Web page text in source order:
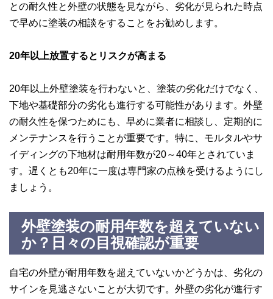
との耐久性と外壁の状態を見ながら、劣化が見られた時点
で早めに塗装の相談をすることをお勧めします。
20年以上放置するとリスクが高まる
20年以上外壁塗装を行わないと、塗装の劣化だけでなく、
下地や基礎部分の劣化も進行する可能性があります。外壁
の耐久性を保つためにも、早めに業者に相談し、定期的に
メンテナンスを行うことが重要です。特に、モルタルやサ
イディングの下地材は耐用年数が20～40年とされていま
す。遅くとも20年に一度は専門家の点検を受けるようにし
ましょう。
外壁塗装の耐用年数を超えていない
か？日々の目視確認が重要
自宅の外壁が耐用年数を超えていないかどうかは、劣化の
サインを見逃さないことが大切です。外壁の劣化が進行す